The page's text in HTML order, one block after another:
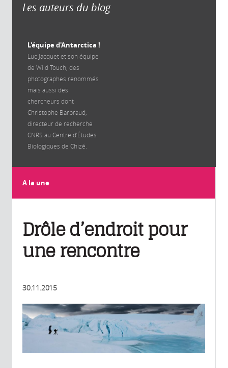
Les auteurs du blog
L'équipe d'Antarctica !
Luc Jacquet et son équipe
de Wild Touch, des
photographes renommés
mais aussi des
chercheurs dont
Christophe Barbraud,
directeur de recherche
CNRS au Centre d’Études
Biologiques de Chizé.
A la une
Drôle d’endroit pour
une rencontre
30.11.2015